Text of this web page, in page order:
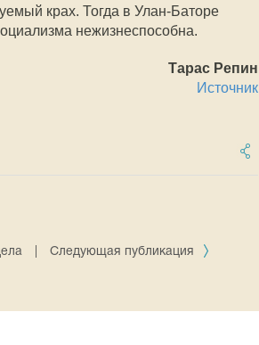
крах. Тогда в Улан-Баторе
нежизнеспособна.
Тарас Репин
Источник
Следующая публикация